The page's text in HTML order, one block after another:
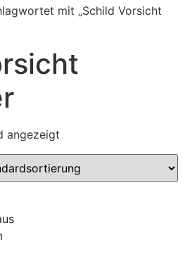
mit „Schild Vorsicht
angezeigt